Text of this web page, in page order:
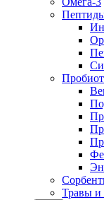
Травы и